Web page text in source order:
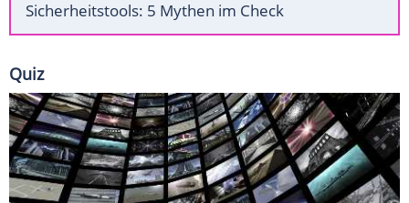
Sicherheitstools: 5 Mythen im Check
Quiz